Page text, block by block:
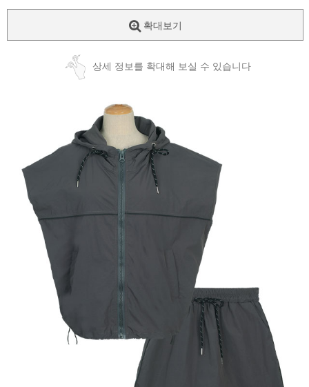
확대보기
상세 정보를 확대해 보실 수 있습니다